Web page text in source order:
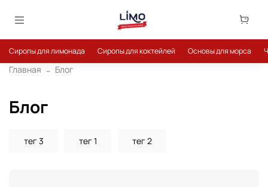
Сиропы для лимонада Сиропы для коктейлей Основы для морса
Главная Блог
Блог
тег 3 тег 1 тег 2